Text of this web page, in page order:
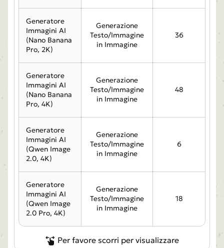
Generatore
Immagini AI
(Nano Banana
Pro, 2K)
Generazione
Testo/Immagine
in Immagine
36
Generatore
Immagini AI
(Nano Banana
Pro, 4K)
Generazione
Testo/Immagine
in Immagine
48
Generatore
Immagini AI
(Qwen Image
2.0, 4K)
Generazione
Testo/Immagine
in Immagine
6
Generatore
Immagini AI
(Qwen Image
2.0 Pro, 4K)
Generazione
Testo/Immagine
in Immagine
18
Per favore scorri per visualizzare